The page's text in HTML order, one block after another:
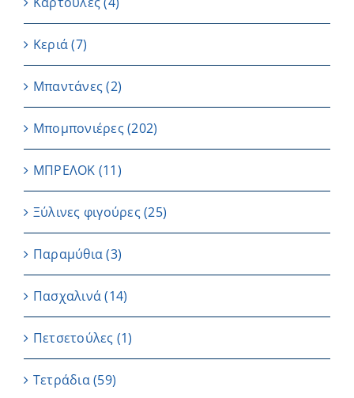
Κεριά (7)
Μπαντάνες (2)
Μπομπονιέρες(202)
ΜΠΡΕΛΟΚ (11)
Ξύλινες φιγούρες(25)
Παραμύθια (3)
Πασχαλινά (14)
Πετσετούλες (1)
Τετράδια(59)